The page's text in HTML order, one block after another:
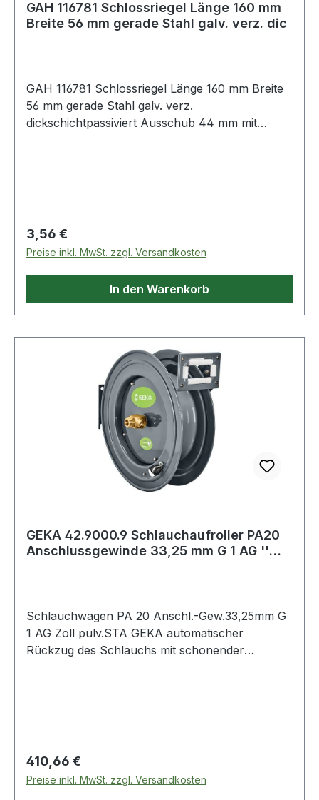
GAH 116781 Schlossriegel Länge 160 mm
Breite 56 mm gerade Stahl galv. verz. dic
GAH 116781 Schlossriegel Länge 160 mm Breite
56 mm gerade Stahl galv. verz.
dickschichtpassiviert Ausschub 44 mm mit
16mm· Form: gerade· Maß e: 55mm· Maß a:
160mm· Maß b: 56mm
Regulärer Preis:
3,56 €
Preise inkl. MwSt. zzgl. Versandkosten
In den Warenkorb
GEKA 42.9000.9 Schlauchaufroller PA20
Anschlussgewinde 33,25 mm G 1 AG ''
Schlauchwagen PA 20 Anschl.-Gew.33,25mm G
1 AG Zoll pulv.STA GEKA automatischer
Rückzug des Schlauchs mit schonender
Regulärer Preis:
410,66 €
Preise inkl. MwSt. zzgl. Versandkosten